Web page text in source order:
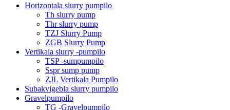
Horizontala slurry pumpilo
Th slurry pump
Thr slurry pump
TZJ Slurry Pump
ZGB Slurry Pump
Vertikala slurry -pumpilo
TSP -sumpumpilo
Sspr sump pump
ZJL Vertikala Pumpilo
Subakvigebla slurry pumpilo
Gravelpumpilo
TG -Gravelpumpilo